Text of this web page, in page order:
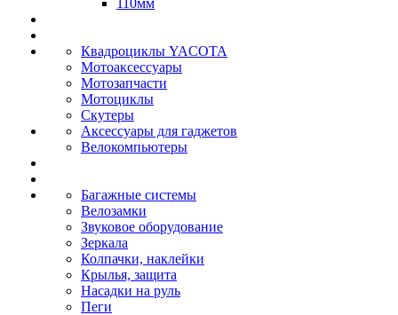
110мм
Квадроциклы YACOTA
Мотоаксессуары
Мотозапчасти
Мотоциклы
Скутеры
Аксессуары для гаджетов
Велокомпьютеры
Багажные системы
Велозамки
Звуковое оборудование
Зеркала
Колпачки, наклейки
Крылья, защита
Насадки на руль
Пеги